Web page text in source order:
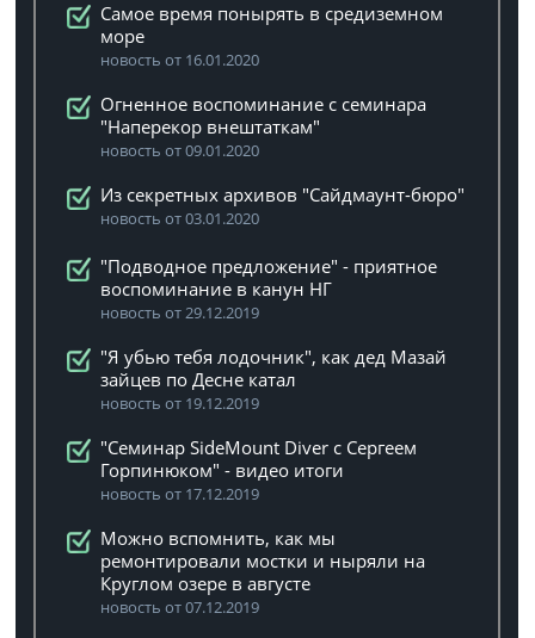
Самое время понырять в средиземном
море
новость от 16.01.2020
Огненное воспоминание с семинара
"Наперекор внештаткам"
новость от 09.01.2020
Из секретных архивов "Сайдмаунт-бюро"
новость от 03.01.2020
"Подводное предложение" - приятное
воспоминание в канун НГ
новость от 29.12.2019
"Я убью тебя лодочник", как дед Мазай
зайцев по Десне катал
новость от 19.12.2019
"Семинар SideMount Diver с Сергеем
Горпинюком" - видео итоги
новость от 17.12.2019
Можно вспомнить, как мы
ремонтировали мостки и ныряли на
Круглом озере в августе
новость от 07.12.2019